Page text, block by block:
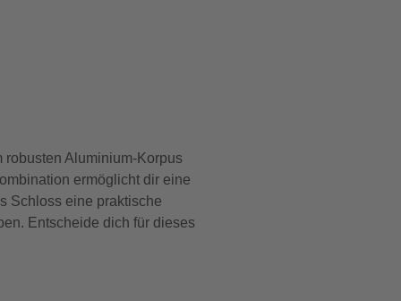
Aluminium-Korpus
ermöglicht dir eine
Schloss eine praktische
Entscheide dich für dieses